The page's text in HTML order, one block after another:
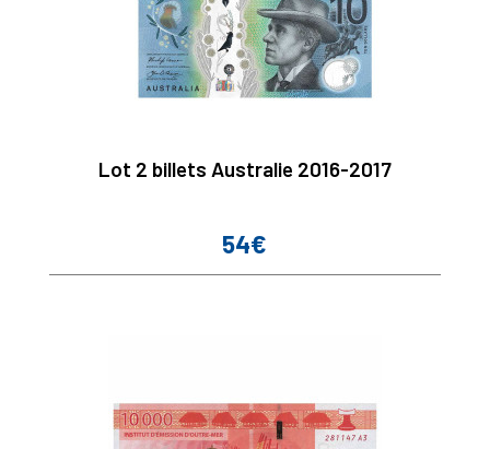
Lot 2 billets Australie 2016-2017
Prix
54€